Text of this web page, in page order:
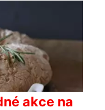
akce na